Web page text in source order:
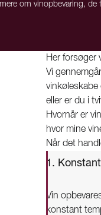
om vinopbevaring, de
Her forsøger
Vi
vinkøleskabe
eller er du i
Hvornår er
hvor mine
Når det
1.
Vin
konstant